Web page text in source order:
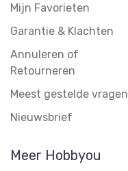
Mijn Favorieten
Garantie & Klachten
Annuleren of
Retourneren
Meest gestelde vragen
Nieuwsbrief
Meer Hobbyou